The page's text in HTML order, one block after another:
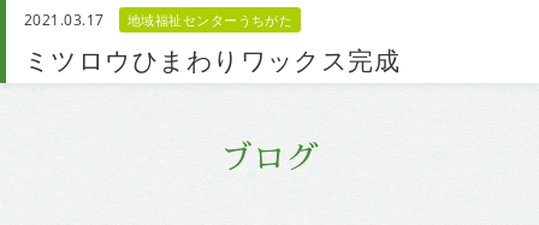
ブログ
2021.03.17 地域福祉センターうちがた
ミツロウひまわりワックス完成